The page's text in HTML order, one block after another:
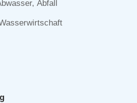
Abfall